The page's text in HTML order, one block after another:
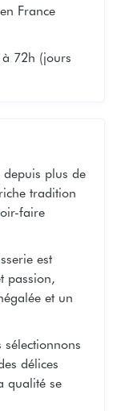
France
72h (jours
plus de
tradition
faire
est
passion,
et un
délices
qualité se